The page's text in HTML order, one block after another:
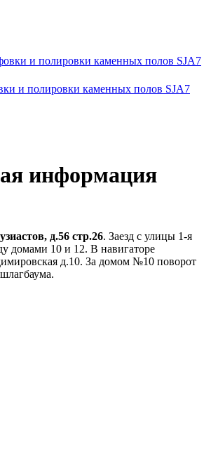
и полировки каменных полов SJA7
информация
д.56 стр.26. Заезд с улицы 1-я
домами 10 и 12. В навигаторе
д.10. За домом №10 поворот